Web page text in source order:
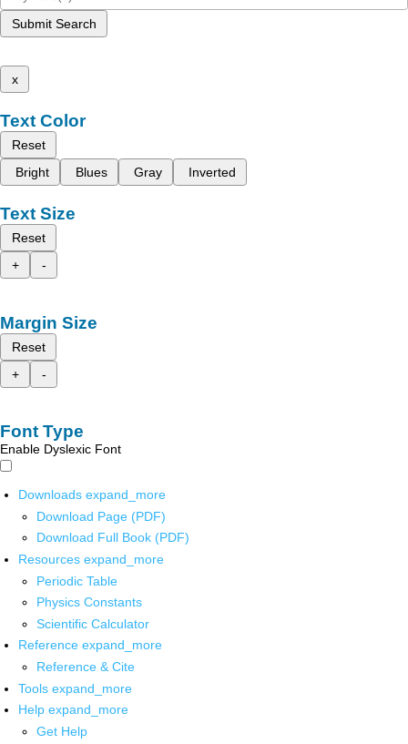
Submit Search
x
Text Color
Reset
Bright
Blues Gray Inverted
Text Size
Reset
+
-
Margin Size
Reset
+
-
Font Type
Enable Dyslexic Font
Downloads expand_more
Download Page (PDF)
Download Full Book (PDF)
Resources expand_more
Periodic Table
Physics Constants
Scientific Calculator
Reference expand_more
Reference & Cite
Tools expand_more
Help expand_more
Get Help